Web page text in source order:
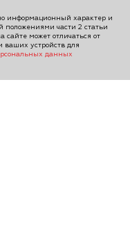
информационный характер и
положениями части 2 статьи
может отличаться от
ваших устройств для
данных